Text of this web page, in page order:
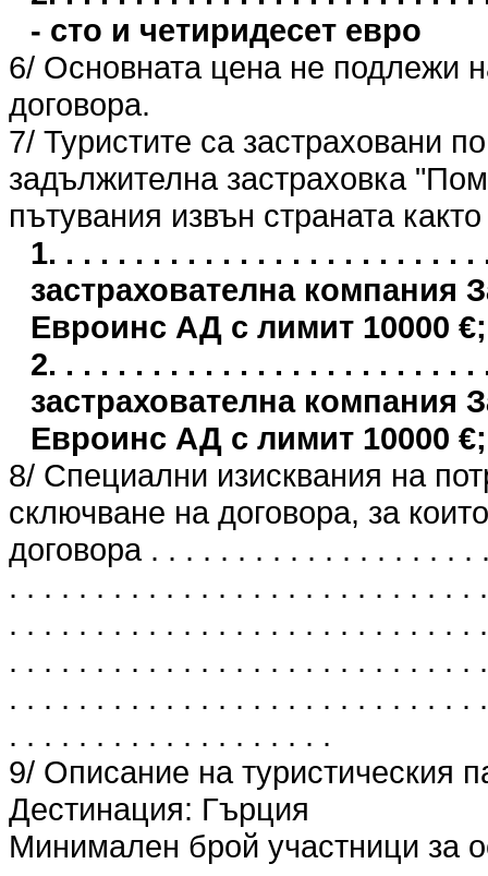
- сто и четиридесет евро
6/ Основната цена не подлежи
договора.
7/ Туристите са застраховани
задължителна застраховка
пътувания извън страната
1. . . . . . . . . . . . . . . . . . . . . . . .
застрахователна компания
Евроинс АД с лимит 10000 €;
2. . . . . . . . . . . . . . . . . . . . . . . .
застрахователна компания
Евроинс АД с лимит 10000 €;
8/ Специални изисквания на
сключване на договора, за
договора . . . . . . . . . . . . . . . . . .
. . . . . . . . . . . . . . . . . . . . . . . . . .
. . . . . . . . . . . . . . . . . . . . . . . . . .
. . . . . . . . . . . . . . . . . . . . . . . . . .
. . . . . . . . . . . . . . . . . . . . . . . . . .
. . . . . . . . . . . . . . . . . . .
9/ Описание на туристическия
Дестинация: Гърция
Минимален брой участници за